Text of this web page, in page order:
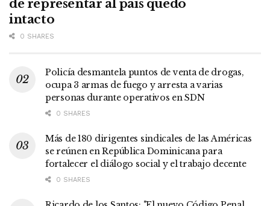
de representar al país quedó
intacto
0 SHARES
Policía desmantela puntos de venta de drogas,
ocupa 3 armas de fuego y arresta a varias
personas durante operativos en SDN
0 SHARES
Más de 180 dirigentes sindicales de las Américas
se reúnen en República Dominicana para
fortalecer el diálogo social y el trabajo decente
0 SHARES